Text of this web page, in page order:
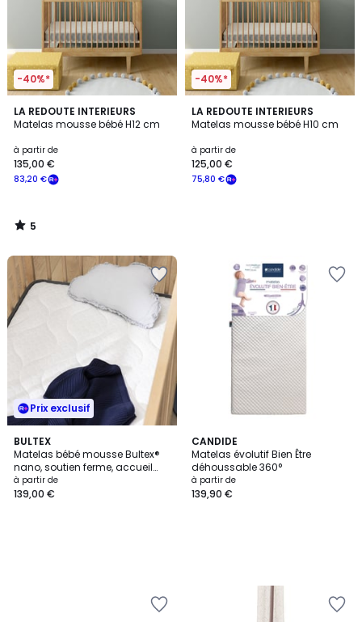
-40%*
LA REDOUTE INTERIEURS
Matelas mousse bébé H12 cm
à partir de
83,20 €
135,00 €
5
/
5
/
-40%*
LA REDOUTE INTERIEURS
Matelas mousse bébé H10 cm
à partir de
75,80 €
125,00 €
Prix exclusif
BULTEX
Matelas bébé mousse Bultex®
nano, soutien ferme, accueil
ferme, TICHOU BÉBÉ
à partir de
139,00 €
CANDIDE
Matelas évolutif Bien Être
déhoussable 360°
à partir de
139,90 €